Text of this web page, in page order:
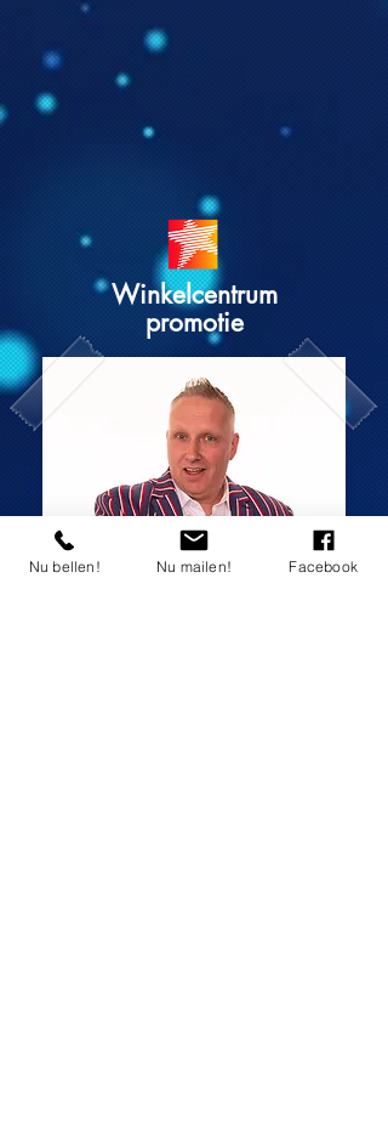
Winkelcentrum
promotie
Nu bellen! Nu mailen! Facebook